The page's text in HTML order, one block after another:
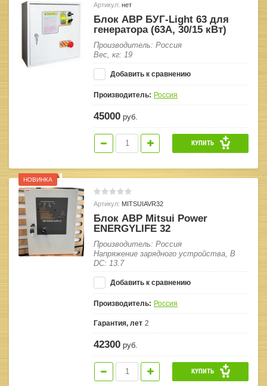
Артикул: нет
Блок АВР БУГ-Light 63 для
генератора (63A, 30/15 кВт)
Производитель: Россия
Вес, кг: 19
Добавить к сравнению
Производитель: Россия
45000 руб.
КУПИТЬ
НОВИНКА
Артикул: MITSUIAVR32
Блок АВР Mitsui Power
ENERGYLIFE 32
Производитель: Россия
Напряжение зарядного устройства, В
DC: 13.7
Добавить к сравнению
Производитель: Россия
Гарантия, лет 2
42300 руб.
КУПИТЬ